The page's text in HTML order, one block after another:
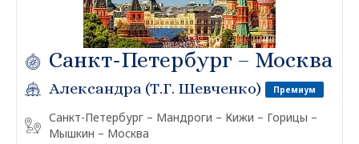
Санкт-Петербург – Москва
Александра (Т.Г. Шевченко) Премиум
Санкт-Петербург – Мандроги – Кижи – Горицы –
Мышкин – Москва